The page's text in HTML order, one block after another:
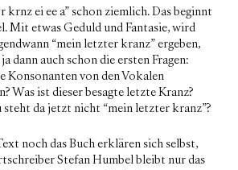
ei ee a” schon ziemlich. Das beginnt
Mit etwas Geduld und Fantasie, wird
“mein letzter kranz” ergeben,
dann auch schon die ersten Fragen:
Konsonanten von den Vokalen
Was ist dieser besagte letzte Kranz?
steht da jetzt nicht “mein letzter kranz”?
noch das Buch erklären sich selbst,
Stefan Humbel bleibt nur das